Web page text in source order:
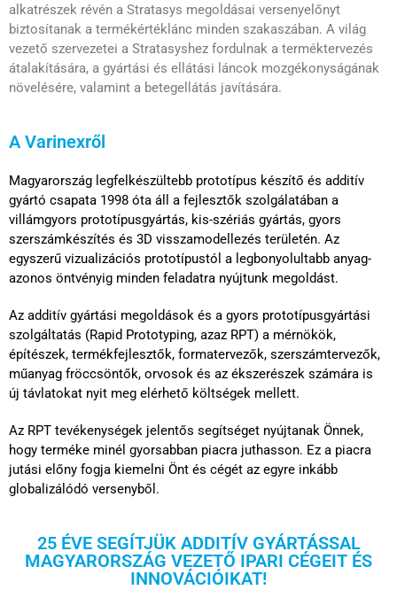
alkatrészek révén a Stratasys megoldásai versenyelőnyt
biztosítanak a termékértéklánc minden szakaszában. A világ
vezető szervezetei a Stratasyshez fordulnak a terméktervezés
átalakítására, a gyártási és ellátási láncok mozgékonyságának
növelésére, valamint a betegellátás javítására.
A Varinexről
Magyarország legfelkészültebb prototípus készítő és additív
gyártó csapata 1998 óta áll a fejlesztők szolgálatában a
villámgyors prototípusgyártás, kis-szériás gyártás, gyors
szerszámkészítés és 3D visszamodellezés területén. Az
egyszerű vizualizációs prototípustól a legbonyolultabb anyag-
azonos öntvényig minden feladatra nyújtunk megoldást.
Az additív gyártási megoldások és a gyors prototípusgyártási
szolgáltatás (Rapid Prototyping, azaz RPT) a mérnökök,
építészek, termékfejlesztők, formatervezők, szerszámtervezők,
műanyag fröccsöntők, orvosok és az ékszerészek számára is
új távlatokat nyit meg elérhető költségek mellett.
Az RPT tevékenységek jelentős segítséget nyújtanak Önnek,
hogy terméke minél gyorsabban piacra juthasson. Ez a piacra
jutási előny fogja kiemelni Önt és cégét az egyre inkább
globalizálódó versenyből.
25 ÉVE SEGÍTJÜK ADDITÍV GYÁRTÁSSAL
MAGYARORSZÁG VEZETŐ IPARI CÉGEIT ÉS
INNOVÁCIÓIKAT!